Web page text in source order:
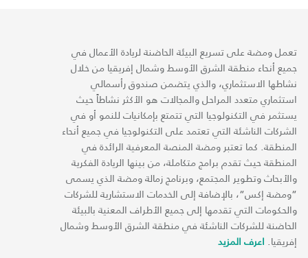
تعمل ومضة على تسريع البيئة الحاضنة لريادة الأعمال في
جميع أنحاء منطقة الشرق الأوسط وشمال إفريقيا من خلال
نشاطها الاستثماري، والذي يتضمن صندوق رأسمالي
استثماري متعدد المراحل والمجالات هو الأكثر نشاطاً حيث
يستثمر في التكنولوجيا التي تتمتع بإمكانيات للنمو أو في
الشركات الناشئة التي تعتمد على التكنولوجيا في جميع أنحاء
المنطقة. كما تعتبر ومضة المنصة المعرفية الرائدة في
المنطقة حيث تقدم برامج متكاملة، من بينها الريادة الفكرية
والأبحاث وتطوير المجتمع، وبرنامج زمالة ومضة الذي يسمى
“ومضة إكس“، بالإضافة إلى الخدمات الاستشارية للشركات
والحكومات التي تقدمها إلى جميع الأطراف المعنية بالبيئة
الحاضنة للشركات الناشئة في منطقة الشرق الأوسط وشمال
إفريقيا. اعرف المزيد